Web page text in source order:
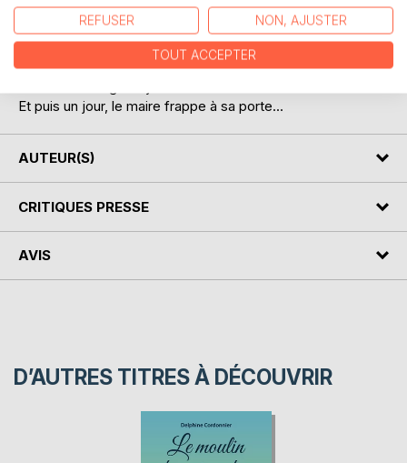
temps est long et Clara déprime. Car évidemment rien ne
se passe comme elle l'avait imaginé : personne ne lui
adresse la parole, elle vit terrée dans sa maison à se
goinfrer de bonbons affalée dans son canap' et le village
Et puis un jour, le maire frappe à sa porte...
AUTEUR(S)
CRITIQUES PRESSE
AVIS
D’AUTRES TITRES À DÉCOUVRIR
REFUSER NON, AJUSTER
TOUT ACCEPTER